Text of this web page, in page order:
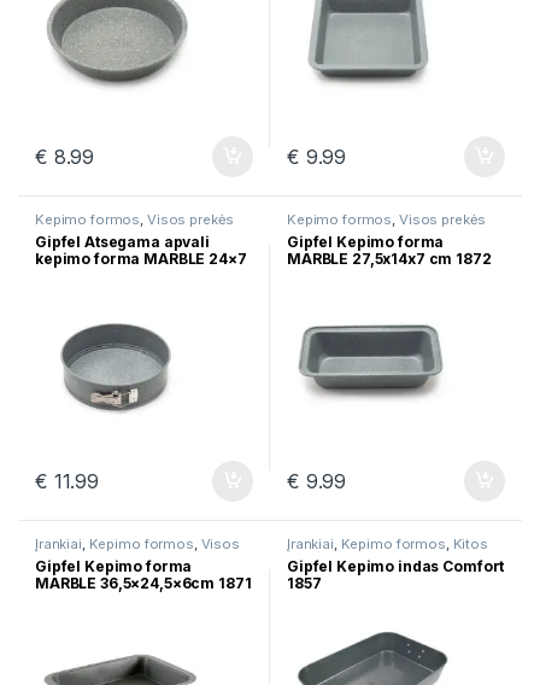
€ 8.99 € 9.99
Kepimo formos, Visos prekės
Gipfel Atsegama apvali
kepimo forma MARBLE 24×7
€ 11.99
Kepimo formos, Visos prekės
Gipfel Kepimo forma
MARBLE 27,5x14x7 сm 1872
€ 9.99
Įrankiai, Kepimo formos, Visos
prekės
Gipfel Kepimo forma
MARBLE 36,5×24,5×6сm 1871
Įrankiai, Kepimo formos, Kitos
prekės
Gipfel Kepimo indas Comfort
1857